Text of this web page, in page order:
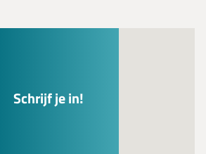
Schrijf je in!